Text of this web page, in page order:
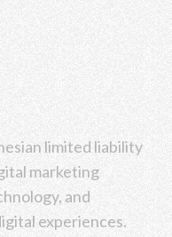
limited liability
marketing
and
experiences.